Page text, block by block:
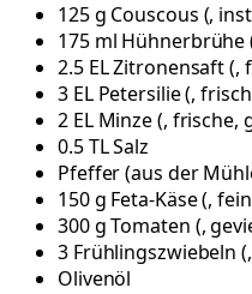
125g Couscous (,
175 ml Hühnerbrühe
2.5 ELZitronensaft(,
3 EL Petersilie(,
2 EL Minze(, frische,
0.5TLSalz
Pfeffer(aus der
150g Feta-Käse(,
300gTomaten (,
3 Frühlingszwiebeln (
Olivenöl